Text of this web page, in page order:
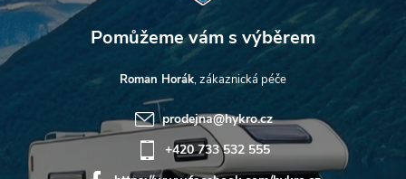
Roman Horák
prodejna@hykro.cz
+420 733 532 555